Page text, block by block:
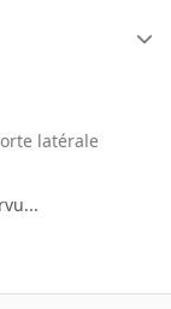
latérale